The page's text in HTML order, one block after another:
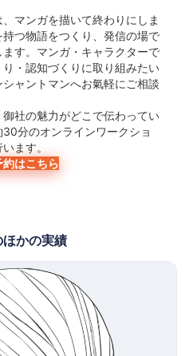
マンガを描いて終わりにしま
つ物語をつくり、発信の場で
す。マンガ・キャラクターで
・認知づくりに取り組みたい
ャントマンへお氣軽にご相談
社の魅力がどこで伝わってい
分のオンラインワークショ
ます。
はこちら
かの実績